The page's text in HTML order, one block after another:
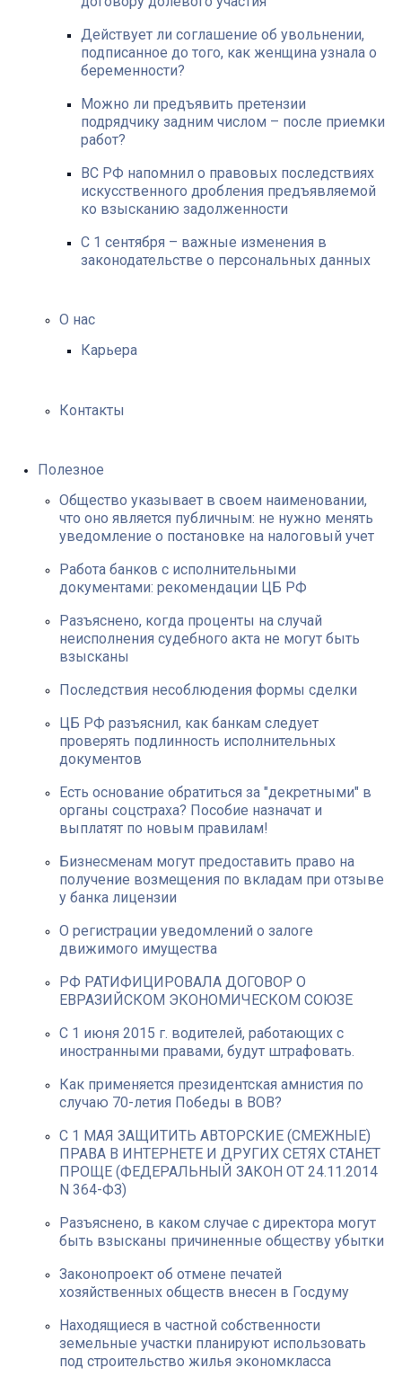
Действует ли соглашение об увольнении,
подписанное до того, как женщина узнала о
беременности?
Можно ли предъявить претензии
подрядчику задним числом – после приемки
работ?
ВС РФ напомнил о правовых последствиях
искусственного дробления предъявляемой
ко взысканию задолженности
С 1 сентября – важные изменения в
законодательстве о персональных данных
О нас
Карьера
Контакты
Полезное
Общество указывает в своем наименовании,
что оно является публичным: не нужно менять
уведомление о постановке на налоговый учет
Работа банков с исполнительными
документами: рекомендации ЦБ РФ
Разъяснено, когда проценты на случай
неисполнения судебного акта не могут быть
взысканы
Последствия несоблюдения формы сделки
ЦБ РФ разъяснил, как банкам следует
проверять подлинность исполнительных
документов
Есть основание обратиться за "декретными" в
органы соцстраха? Пособие назначат и
выплатят по новым правилам!
Бизнесменам могут предоставить право на
получение возмещения по вкладам при отзыве
у банка лицензии
О регистрации уведомлений о залоге
движимого имущества
РФ РАТИФИЦИРОВАЛА ДОГОВОР О
ЕВРАЗИЙСКОМ ЭКОНОМИЧЕСКОМ СОЮЗЕ
С 1 июня 2015 г. водителей, работающих с
иностранными правами, будут штрафовать.
Как применяется президентская амнистия по
случаю 70-летия Победы в ВОВ?
С 1 МАЯ ЗАЩИТИТЬ АВТОРСКИЕ (СМЕЖНЫЕ)
ПРАВА В ИНТЕРНЕТЕ И ДРУГИХ СЕТЯХ СТАНЕТ
ПРОЩЕ (ФЕДЕРАЛЬНЫЙ ЗАКОН ОТ 24.11.2014
N 364-ФЗ)
Разъяснено, в каком случае с директора могут
быть взысканы причиненные обществу убытки
Законопроект об отмене печатей
хозяйственных обществ внесен в Госдуму
Находящиеся в частной собственности
земельные участки планируют использовать
под строительство жилья экономкласса